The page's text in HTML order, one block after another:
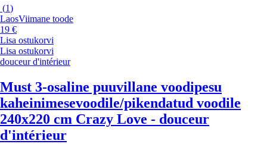
(1)
LaosViimane toode
19 €
Lisa ostukorvi
Lisa ostukorvi
douceur d'intérieur
Must 3-osaline puuvillane voodipesu
kaheinimesevoodile/pikendatud voodile
240x220 cm Crazy Love - douceur
d'intérieur